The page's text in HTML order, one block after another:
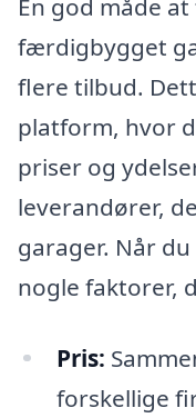
En god måde
færdigbygget
flere tilbud.
platform, hvor
priser og
leverandører,
garager. Når
nogle faktorer,
Pris:
forskellige